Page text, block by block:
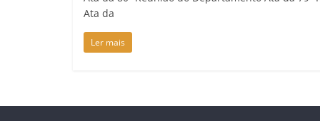
Ata da
Ler mais